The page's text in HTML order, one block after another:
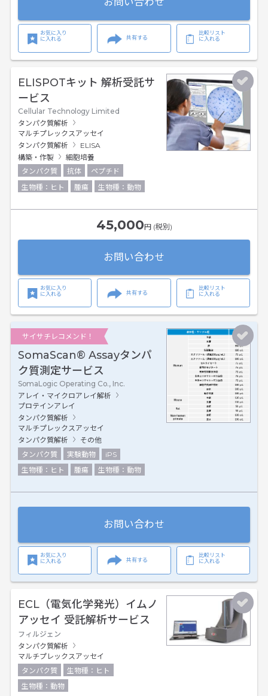
お気に入り
に入れる
共有する
比較リスト
に入れる
ELISPOTキット 解析受託サ
ービス
Cellular Technology Limited
タンパク質解析
マルチプレックスアッセイ
タンパク質解析
ELISA
構築・作製
細胞培養
タンパク質
抗体
ペプチド
生物種：ヒト
腫瘍 生物種：動物
45,000円 (税別)
お問い合わせ
お気に入り
に入れる
共有する
比較リスト
に入れる
サイサチレコメンド！
SomaScan® Assayタンパ
ク質測定サービス
SomaLogic Operating Co., Inc.
アレイ・マイクロアレイ解析
プロテインアレイ
タンパク質解析
マルチプレックスアッセイ
タンパク質解析
その他
タンパク質
実験動物
iPS
生物種：ヒト
腫瘍 生物種：動物
お問い合わせ
お気に入り
に入れる
共有する
比較リスト
に入れる
ECL（電気化学発光）イムノ
アッセイ 受託解析サービス
フィルジェン
タンパク質解析
マルチプレックスアッセイ
タンパク質
生物種：ヒト
生物種：動物